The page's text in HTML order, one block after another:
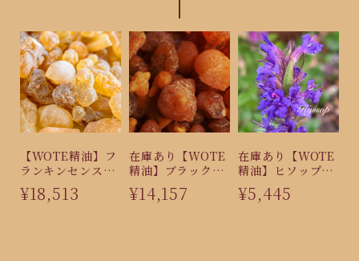
【WOTE精油】フ
ランキンセンス
（15ml）
¥18,513
在庫あり【WOTE
精油】ブラックフ
ランキンセンス
（15ml）
¥14,157
在庫あり【WOTE
精油】ヒソップ
（オフィシリナ
ス）5ml
¥5,445